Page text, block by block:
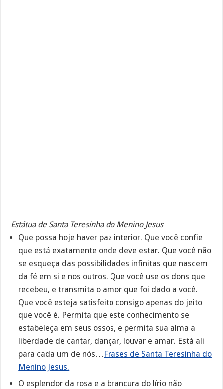
Estátua de Santa Teresinha do Menino Jesus
Que possa hoje haver paz interior. Que você confie
que está exatamente onde deve estar. Que você não
se esqueça das possibilidades infinitas que nascem
da fé em si e nos outros. Que você use os dons que
recebeu, e transmita o amor que foi dado a você.
Que você esteja satisfeito consigo apenas do jeito
que você é. Permita que este conhecimento se
estabeleça em seus ossos, e permita sua alma a
liberdade de cantar, dançar, louvar e amar. Está ali
para cada um de nós… Frases de Santa Teresinha do
Menino Jesus.
O esplendor da rosa e a brancura do lírio não